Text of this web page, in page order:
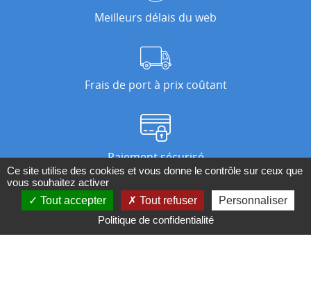
Meilleurs délais du web
Frais de port à prix coûtant
Paiement sécurisé
Nos magasins
Ce site utilise des cookies et vous donne le contrôle sur ceux que
vous souhaitez activer
Tout accepter
Tout refuser
Personnaliser
Politique de confidentialité